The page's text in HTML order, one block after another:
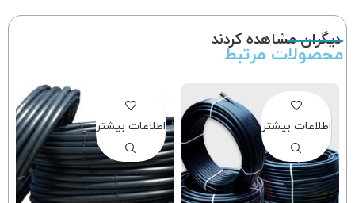
دیگران مشاهده کردند
محصولات مرتبط
اطلاعات بیشتر اطلاعات بیشتر